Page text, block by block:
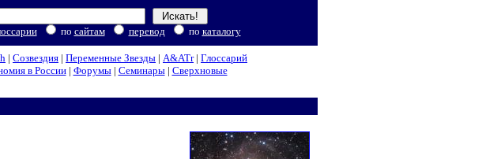
по сайтам перевод по каталогу
| Созвездия | Переменные Звезды | A&ATr| Глоссарий
в России| Форумы| Семинары| Сверхновые